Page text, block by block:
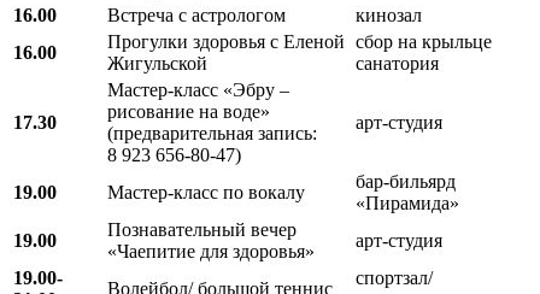
16.00 Встреча с астрологом
кинозал
16.00
Прогулки здоровья с Еленой
Жигульской
сбор на крыльце
санатория
17.30
Мастер-класс «Эбру –
рисование на воде»
(предварительная запись:
8 923 656-80-47)
арт-студия
19.00 Мастер-класс по вокалу
бар-бильярд
«Пирамида»
19.00
Познавательный вечер
«Чаепитие для здоровья»
арт-студия
19.00-
Волейбол/ большой теннис
спортзал/